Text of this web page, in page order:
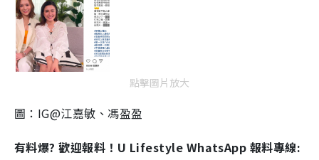
點擊圖片放大
圖：IG@江嘉敏、馮盈盈
有料爆? 歡迎報料！U Lifestyle WhatsApp 報料專線: